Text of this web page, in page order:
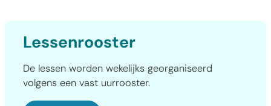
Lessenrooster
De lessen worden wekelijks georganiseerd
volgens een vast uurrooster.